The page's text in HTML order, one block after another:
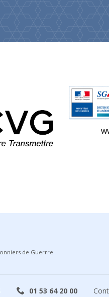
de Guerrre
01 53 64 20 00